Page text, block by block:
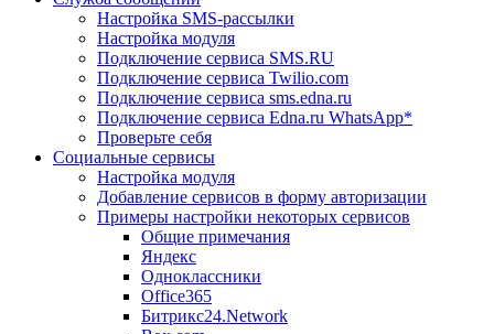
Настройка SMS-рассылки
Настройка модуля
Подключение сервиса SMS.RU
Подключение сервиса Twilio.com
Подключение сервиса sms.edna.ru
Подключение сервиса Edna.ru WhatsApp*
Проверьте себя
Социальные сервисы
Настройка модуля
Добавление сервисов в форму авторизации
Примеры настройки некоторых сервисов
Общие примечания
Яндекс
Одноклассники
Office365
Битрикс24.Network